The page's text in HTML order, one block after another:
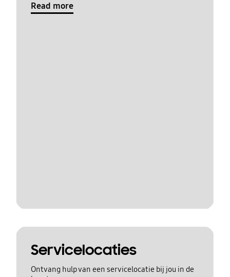
Read more
Servicelocaties
Ontvang hulp van een servicelocatie bij jou in de